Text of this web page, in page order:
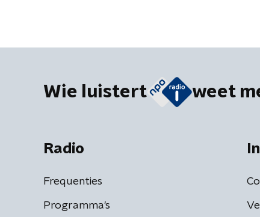
Wie luistert weet
Radio
Frequenties
Programma's